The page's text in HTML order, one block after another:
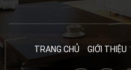
TRANG CHỦ GIỚI THIỆU